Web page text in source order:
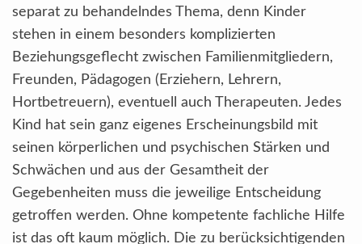
separat zu behandelndes Thema, denn Kinder
stehen in einem besonders komplizierten
Beziehungsgeflecht zwischen Familienmitgliedern,
Freunden, Pädagogen (Erziehern, Lehrern,
Hortbetreuern), eventuell auch Therapeuten. Jedes
Kind hat sein ganz eigenes Erscheinungsbild mit
seinen körperlichen und psychischen Stärken und
Schwächen und aus der Gesamtheit der
Gegebenheiten muss die jeweilige Entscheidung
getroffen werden. Ohne kompetente fachliche Hilfe
ist das oft kaum möglich. Die zu berücksichtigenden